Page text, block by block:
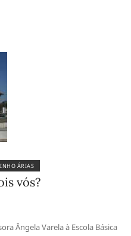
ÁRIAS
vós?
Ângela Varela à Escola Básica